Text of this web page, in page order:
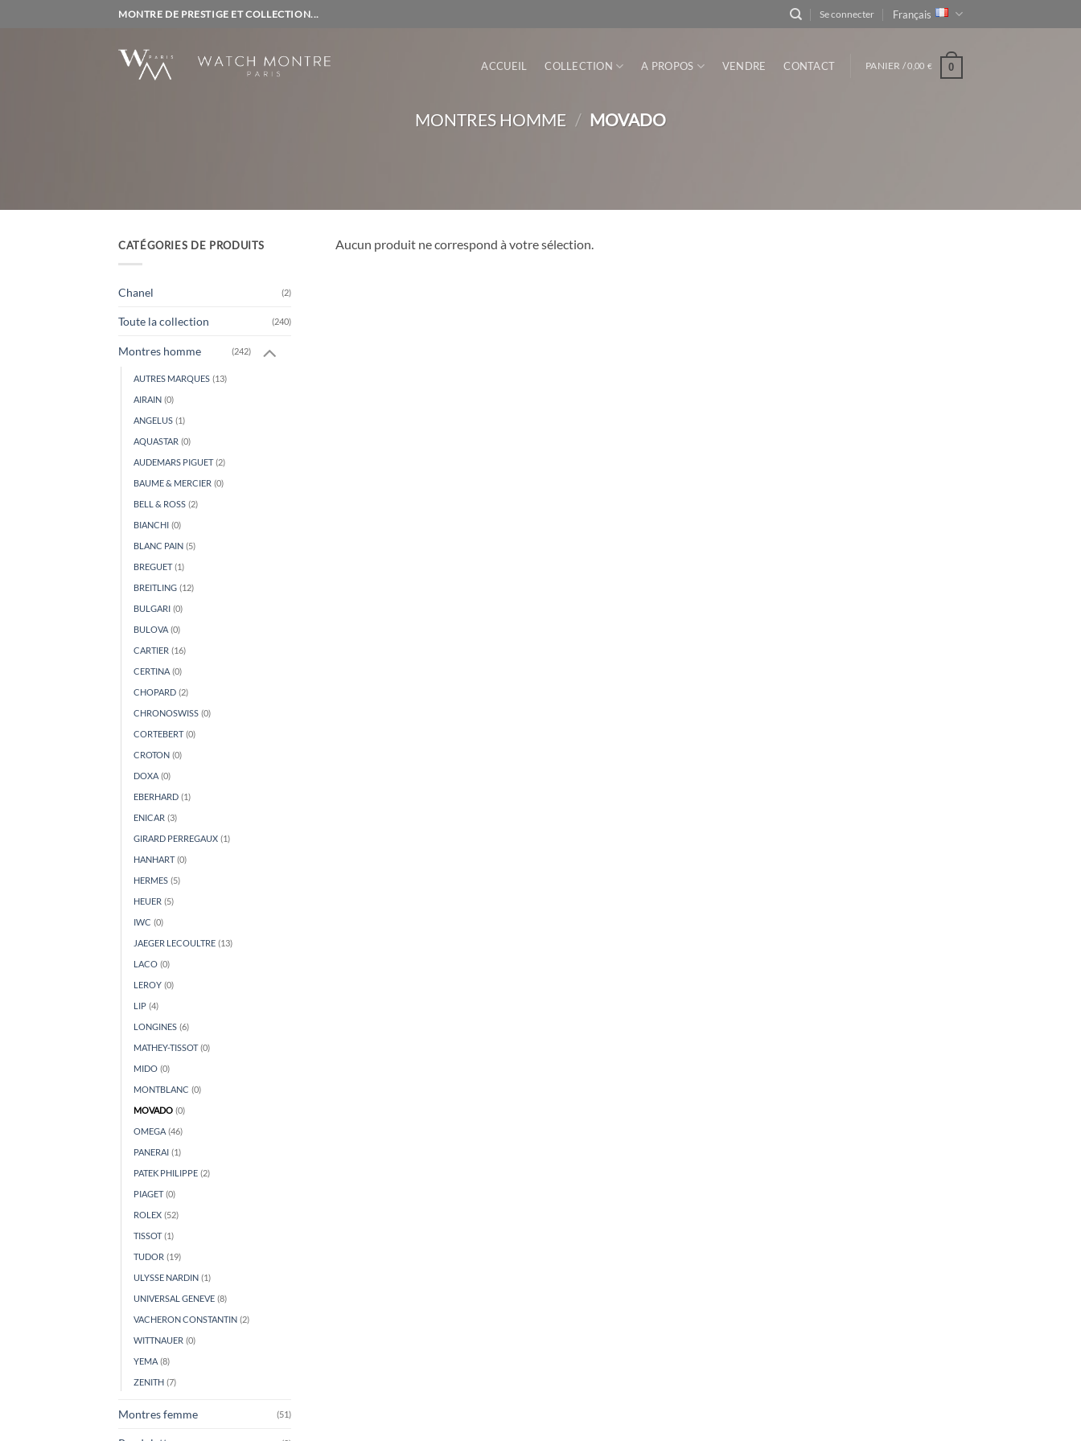
MONTRE DE PRESTIGE ET COLLECTION... Se connecter Français
ACCUEIL COLLECTION A PROPOS VENDRE CONTACT PANIER /0,00 € 0
MONTRES HOMME / MOVADO
CATÉGORIES DE PRODUITS
Chanel (2)
Toute la collection (240)
Montres homme (242)
AUTRES MARQUES (13)
AIRAIN (0)
ANGELUS (1)
AQUASTAR (0)
AUDEMARS PIGUET (2)
BAUME & MERCIER (0)
BELL & ROSS (2)
BIANCHI (0)
BLANC PAIN (5)
BREGUET (1)
BREITLING (12)
BULGARI (0)
BULOVA (0)
CARTIER (16)
CERTINA (0)
CHOPARD (2)
CHRONOSWISS (0)
CORTEBERT (0)
CROTON (0)
DOXA (0)
EBERHARD (1)
ENICAR (3)
GIRARD PERREGAUX (1)
HANHART (0)
HERMES (5)
HEUER (5)
IWC (0)
JAEGER LECOULTRE (13)
LACO (0)
LEROY (0)
LIP (4)
LONGINES (6)
MATHEY-TISSOT (0)
MIDO (0)
MONTBLANC (0)
MOVADO (0)
OMEGA (46)
PANERAI (1)
PATEK PHILIPPE (2)
PIAGET (0)
ROLEX (52)
TISSOT (1)
TUDOR (19)
ULYSSE NARDIN (1)
UNIVERSAL GENEVE (8)
VACHERON CONSTANTIN (2)
WITTNAUER (0)
YEMA (8)
ZENITH (7)
Montres femme (51)
Aucun produit ne correspond à votre sélection.